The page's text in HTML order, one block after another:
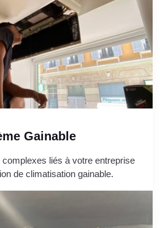
Gainable
liés à votre entreprise
de climatisation gainable.